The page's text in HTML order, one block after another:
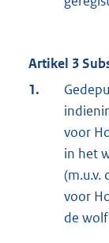
Artikel 3
1.
voor
in het
(m.u.v.
voor
de